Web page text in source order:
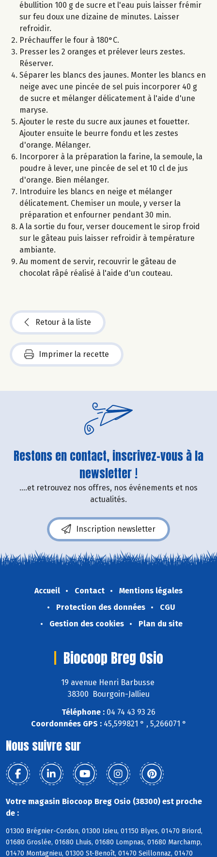
ébullition 100 g de sucre et l'eau puis laisser frémir
sur feu doux une dizaine de minutes. Laisser
refroidir.
Préchauffer le four à 180°C.
Presser les 2 oranges et prélever leurs zestes.
Réserver.
Séparer les blancs des jaunes. Monter les blancs en
neige avec une pincée de sel puis incorporer 40 g
de sucre et mélanger délicatement à l'aide d'une
maryse.
Ajouter le reste du sucre aux jaunes et fouetter.
Ajouter ensuite le beurre fondu et les zestes
d'orange. Mélanger.
Incorporer à la préparation la farine, la semoule, la
poudre à lever, une pincée de sel et 10 cl de jus
d'orange. Bien mélanger.
Introduire les blancs en neige et mélanger
délicatement. Chemiser un moule, y verser la
préparation et enfourner pendant 30 min.
A la sortie du four, verser doucement le sirop froid
sur le gâteau puis laisser refroidir à température
ambiante.
Au moment de servir, recouvrir le gâteau de
chocolat râpé réalisé à l'aide d'un couteau.
Retour à la liste
Imprimer la recette
Restons en contact, inscrivez-vous à la
newsletter !
....et retrouvez nos offres, nos événements et nos
actualités.
Inscription newsletter
Accueil Contact
Mentions légales
Protection des données
CGU
Gestion des cookies
Plan du site
Biocoop Breg Osio
19 avenue Henri Barbusse
38300 Bourgoin-Jallieu
Téléphone : 04 74 43 93 26
Coordonnées GPS :45,599821 ° , 5,266071 °
Nous suivre sur
Votre magasin Biocoop Breg Osio (38300) est proche
de :
01300 Brégnier-Cordon, 01300 Izieu, 01150 Blyes, 01470 Briord,
01680 Groslée, 01680 Lhuis, 01680 Lompnas, 01680 Marchamp,
01470 Montagnieu, 01300 St-Benoît, 01470 Seillonnaz, 01470